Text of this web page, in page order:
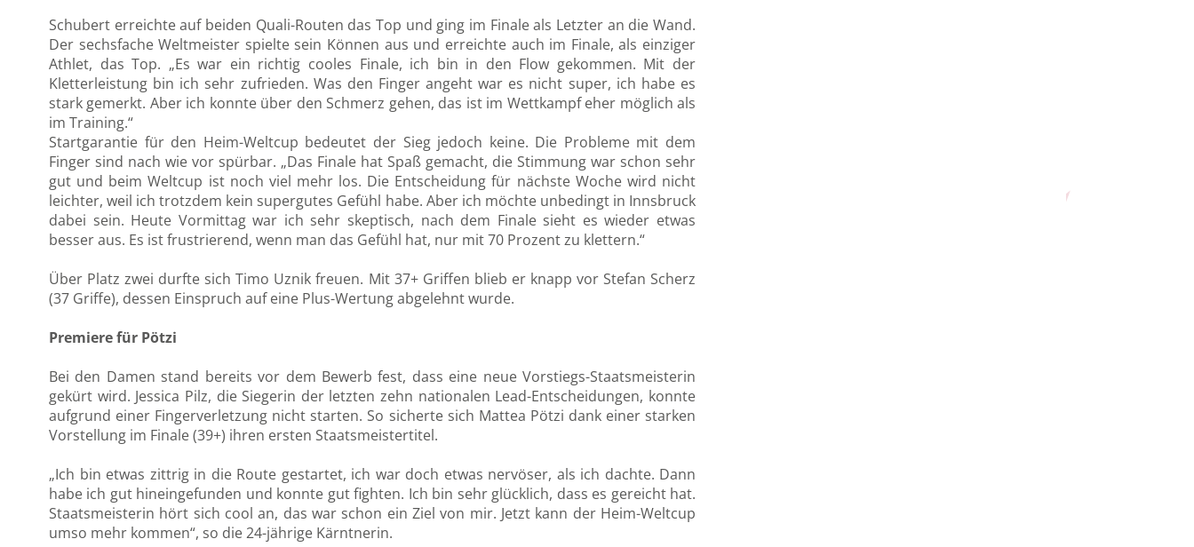
Schubert erreichte auf beiden Quali-Routen das Top und ging im Finale als Letzter an die Wand.
Der sechsfache Weltmeister spielte sein Können aus und erreichte auch im Finale, als einziger
Athlet, das Top. „Es war ein richtig cooles Finale, ich bin in den Flow gekommen. Mit der
Kletterleistung bin ich sehr zufrieden. Was den Finger angeht war es nicht super, ich habe es
stark gemerkt. Aber ich konnte über den Schmerz gehen, das ist im Wettkampf eher möglich als
im Training.“
Startgarantie für den Heim-Weltcup bedeutet der Sieg jedoch keine. Die Probleme mit dem
Finger sind nach wie vor spürbar. „Das Finale hat Spaß gemacht, die Stimmung war schon sehr
gut und beim Weltcup ist noch viel mehr los. Die Entscheidung für nächste Woche wird nicht
leichter, weil ich trotzdem kein supergutes Gefühl habe. Aber ich möchte unbedingt in Innsbruck
dabei sein. Heute Vormittag war ich sehr skeptisch, nach dem Finale sieht es wieder etwas
besser aus. Es ist frustrierend, wenn man das Gefühl hat, nur mit 70 Prozent zu klettern.“
Über Platz zwei durfte sich Timo Uznik freuen. Mit 37+ Griffen blieb er knapp vor Stefan Scherz
(37 Griffe), dessen Einspruch auf eine Plus-Wertung abgelehnt wurde.
Premiere für Pötzi
Bei den Damen stand bereits vor dem Bewerb fest, dass eine neue Vorstiegs-Staatsmeisterin
gekürt wird. Jessica Pilz, die Siegerin der letzten zehn nationalen Lead-Entscheidungen, konnte
aufgrund einer Fingerverletzung nicht starten. So sicherte sich Mattea Pötzi dank einer starken
Vorstellung im Finale (39+) ihren ersten Staatsmeistertitel.
„Ich bin etwas zittrig in die Route gestartet, ich war doch etwas nervöser, als ich dachte. Dann
habe ich gut hineingefunden und konnte gut fighten. Ich bin sehr glücklich, dass es gereicht hat.
Staatsmeisterin hört sich cool an, das war schon ein Ziel von mir. Jetzt kann der Heim-Weltcup
umso mehr kommen“, so die 24-jährige Kärntnerin.